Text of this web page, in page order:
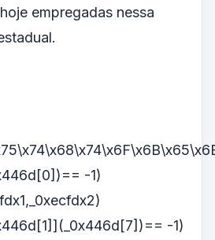
empregadas nessa
-1)
-1)